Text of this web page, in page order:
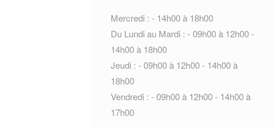
Mercredi : - 14h00 à 18h00
Du Lundi au Mardi : - 09h00 à 12h00 -
14h00 à 18h00
Jeudi : - 09h00 à 12h00 - 14h00 à
18h00
Vendredi : - 09h00 à 12h00 - 14h00 à
17h00